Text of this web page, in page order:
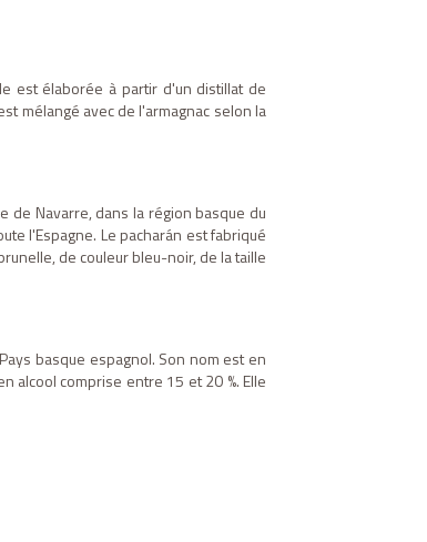
est élaborée à partir d'un distillat de
mélangé avec de l'armagnac selon la
de Navarre, dans la région basque du
l'Espagne. Le pacharán est fabriqué
de couleur bleu-noir, de la taille
basque espagnol. Son nom est en
alcool comprise entre 15 et 20 %. Elle